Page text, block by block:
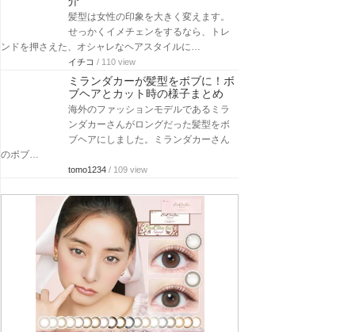
髪型は女性の印象を大きく変えます。
せっかくイメチェンをするなら、トレ
ンドを押さえた、オシャレなヘアスタイルに…
イチコ / 110 view
ミランダカーが髪型をボブに！ボ
ブヘアとカット時の様子まとめ
海外のファッションモデルであるミラ
ンダカーさんがロングだった髪型をボ
ブヘアにしました。ミランダカーさん
のボブ…
tomo1234 / 109 view